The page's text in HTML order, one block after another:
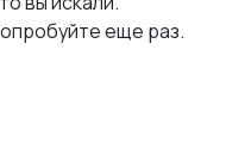
еще раз.